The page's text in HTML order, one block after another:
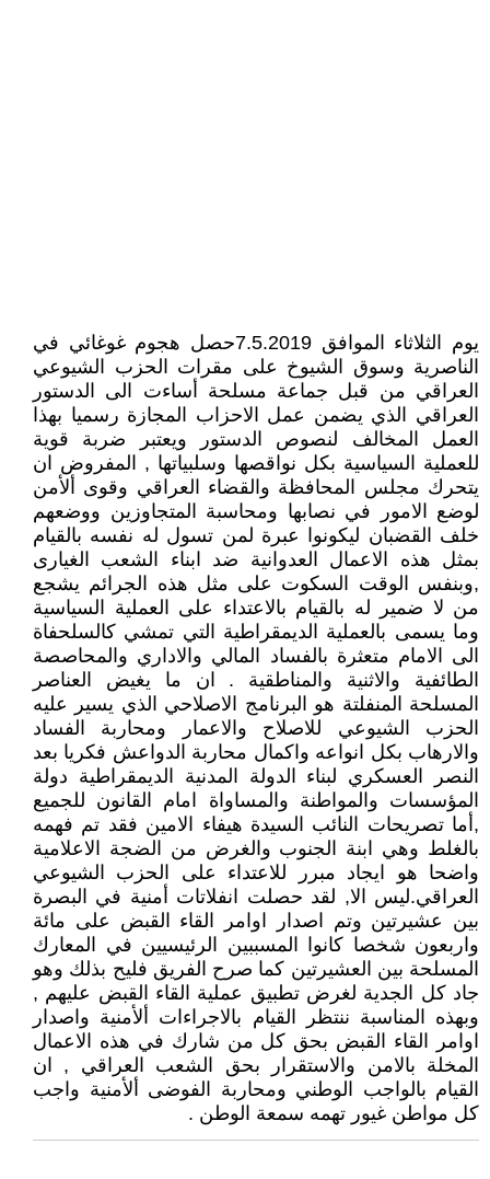
يوم الثلاثاء الموافق 7.5.2019حصل هجوم غوغائي في
الناصرية وسوق الشيوخ على مقرات الحزب الشيوعي
العراقي من قبل جماعة مسلحة أساءت الى الدستور
العراقي الذي يضمن عمل الاحزاب المجازة رسميا بهذا
العمل المخالف لنصوص الدستور ويعتبر ضربة قوية
للعملية السياسية بكل نواقصها وسلبياتها , المفروض ان
يتحرك مجلس المحافظة والقضاء العراقي وقوى ألأمن
لوضع الامور في نصابها ومحاسبة المتجاوزين ووضعهم
خلف القضبان ليكونوا عبرة لمن تسول له نفسه بالقيام
بمثل هذه الاعمال العدوانية ضد ابناء الشعب الغيارى
,وبنفس الوقت السكوت على مثل هذه الجرائم يشجع
من لا ضمير له بالقيام بالاعتداء على العملية السياسية
وما يسمى بالعملية الديمقراطية التي تمشي كالسلحفاة
الى الامام متعثرة بالفساد المالي والاداري والمحاصصة
الطائفية والاثنية والمناطقية . ان ما يغيض العناصر
المسلحة المنفلتة هو البرنامج الاصلاحي الذي يسير عليه
الحزب الشيوعي للاصلاح والاعمار ومحاربة الفساد
والارهاب بكل انواعه واكمال محاربة الدواعش فكريا بعد
النصر العسكري لبناء الدولة المدنية الديمقراطية دولة
المؤسسات والمواطنة والمساواة امام القانون للجميع
,أما تصريحات النائب السيدة هيفاء الامين فقد تم فهمه
بالغلط وهي ابنة الجنوب والغرض من الضجة الاعلامية
واضحا هو ايجاد مبرر للاعتداء على الحزب الشيوعي
العراقي.ليس الا, لقد حصلت انفلاتات أمنية في البصرة
بين عشيرتين وتم اصدار اوامر القاء القبض على مائة
واربعون شخصا كانوا المسببين الرئيسيين في المعارك
المسلحة بين العشيرتين كما صرح الفريق فليح بذلك وهو
جاد كل الجدية لغرض تطبيق عملية القاء القبض عليهم ,
وبهذه المناسبة ننتظر القيام بالاجراءات ألأمنية واصدار
اوامر القاء القبض بحق كل من شارك في هذه الاعمال
المخلة بالامن والاستقرار بحق الشعب العراقي , ان
القيام بالواجب الوطني ومحاربة الفوضى ألأمنية واجب
كل مواطن غيور تهمه سمعة الوطن .